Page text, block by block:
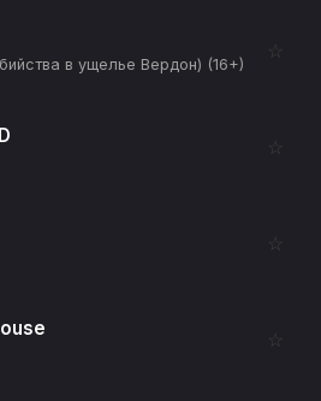
в ущелье Вердон) (16+)
☆
☆
☆
☆